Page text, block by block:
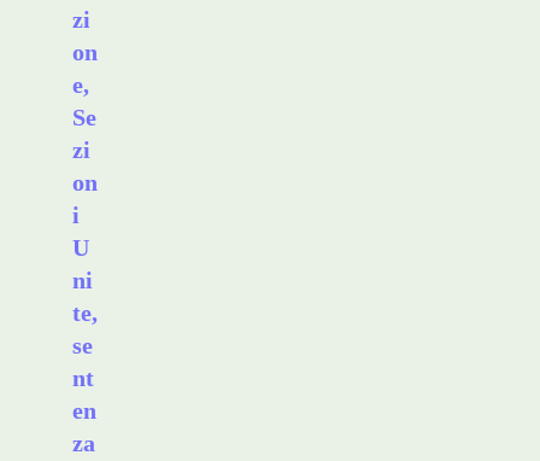
zi
on
e,
Se
zi
on
i
U
ni
te,
se
nt
en
za